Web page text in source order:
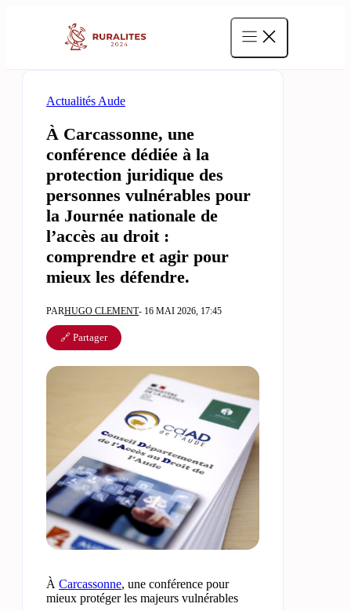
Actualités Aude
À Carcassonne, une
conférence dédiée à la
protection juridique des
personnes vulnérables pour
la Journée nationale de
l’accès au droit :
comprendre et agir pour
mieux les défendre.
PARHUGO CLEMENT- 16 MAI 2026, 17:45
🔗 Partager
À Carcassonne, une conférence pour
mieux protéger les majeurs vulnérables